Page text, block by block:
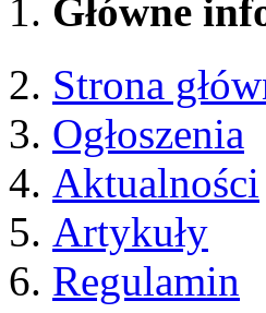
Główne
Strona
Ogłoszenia
Aktualności
Artykuły
Regulamin